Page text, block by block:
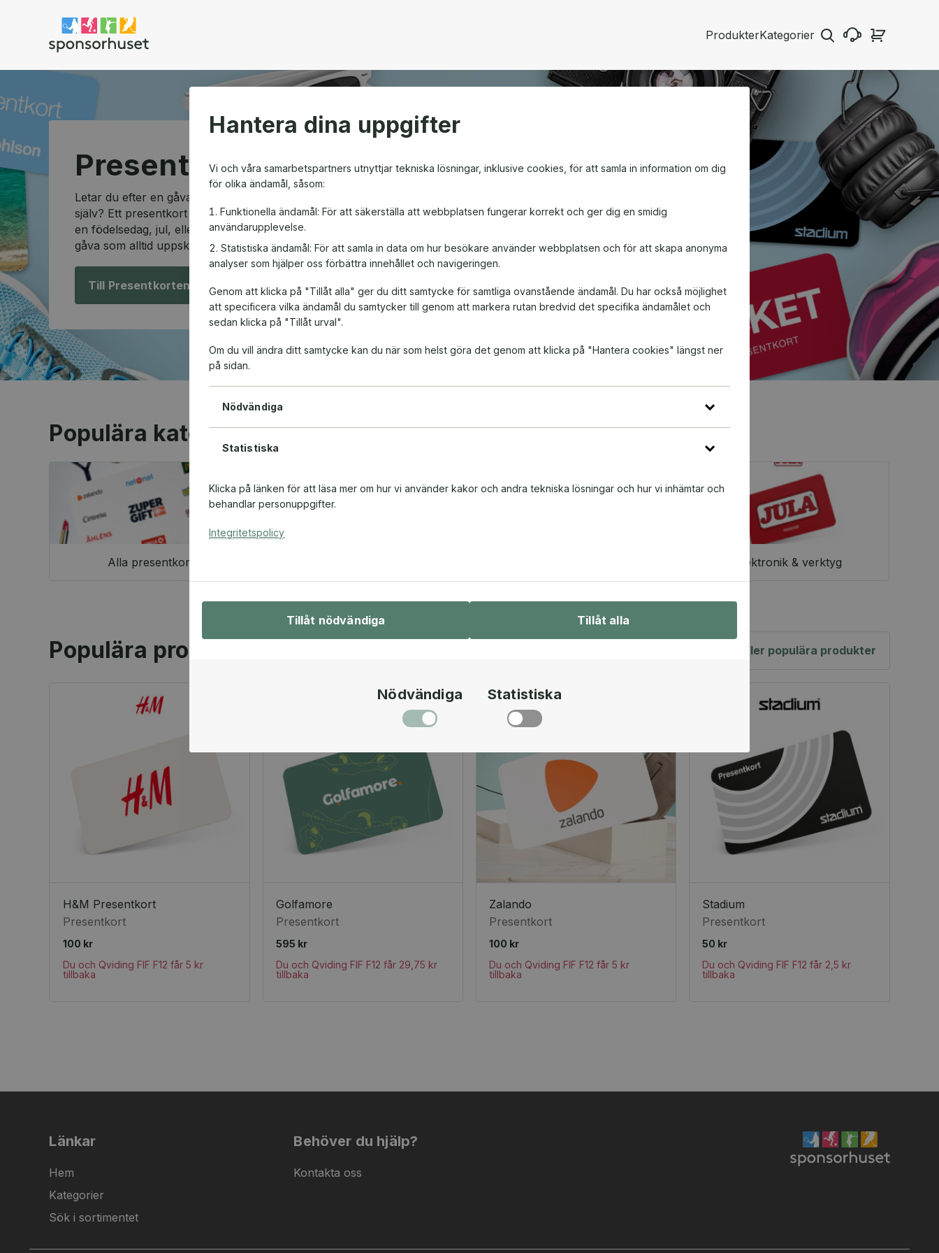
Hantera dina uppgifter
Vi och våra samarbetspartners utnyttjar tekniska lösningar, inklusive cookies, för att samla in information om dig
för olika ändamål, såsom:
Funktionella ändamål: För att säkerställa att webbplatsen fungerar korrekt och ger dig en smidig
användarupplevelse.
Statistiska ändamål: För att samla in data om hur besökare använder webbplatsen och för att skapa anonyma
analyser som hjälper oss förbättra innehållet och navigeringen.
Genom att klicka på "Tillåt alla" ger du ditt samtycke för samtliga ovanstående ändamål. Du har också möjlighet
att specificera vilka ändamål du samtycker till genom att markera rutan bredvid det specifika ändamålet och
sedan klicka på "Tillåt urval".
Om du vill ändra ditt samtycke kan du när som helst göra det genom att klicka på "Hantera cookies" längst ner
på sidan.
Nödvändiga
Statistiska
Klicka på länken för att läsa mer om hur vi använder kakor och andra tekniska lösningar och hur vi inhämtar och
behandlar personuppgifter.
Integritetspolicy
Tillåt nödvändiga Tillåt alla
Nödvändiga Statistiska
ProdukterKategorier
Sponsorhuset shop
Presentkortsshopen
Letar du efter en gåva som passar alla och som ger friheten att välja
själv? Ett presentkort är den perfekta lösningen! Oavsett om det är till
en födelsedag, jul, eller en speciell anledning, är ett presentkort en
gåva som alltid uppskattas.
Till Presentkorten!
Populära kategorier
Alla presentkort Elektronik & verktyg
Populära produkter Fler populära produkter
H&M Presentkort
Presentkort
100 kr
Du och Qviding FIF F12 får 5 kr
tillbaka
Golfamore
Presentkort
595 kr
Du och Qviding FIF F12 får 29,75 kr
tillbaka
Zalando
Presentkort
100 kr
Du och Qviding FIF F12 får 5 kr
tillbaka
Stadium
Presentkort
50 kr
Du och Qviding FIF F12 får 2,5 kr
tillbaka
Länkar
Hem
Kategorier
Sök i sortimentet
Behöver du hjälp?
Kontakta oss